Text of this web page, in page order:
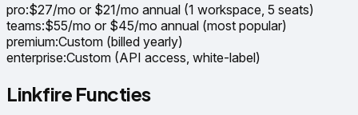
pro:$27/mo or $21/mo annual (1 workspace, 5 seats)
teams:$55/mo or $45/mo annual (most popular)
premium:Custom (billed yearly)
enterprise:Custom (API access, white-label)
Linkfire Functies